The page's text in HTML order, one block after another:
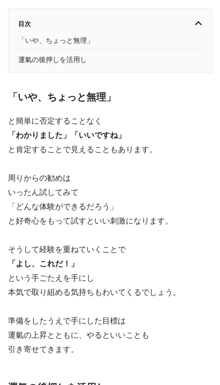
目次
「いや、ちょっと無理」
運氣の後押しを活用し
「いや、ちょっと無理」
と簡単に否定することなく
「わかりました」「いいですね」
と肯定することで見えることもあります。
周りからの勧めは
いったん試してみて
「どんな体験ができるだろう」
と好奇心をもって試すといい刺激になります。
そうして経験を重ねていくことで
「よし、これだ！」
という手ごたえを手にし
本気で取り組める気持ちもわいてくるでしょう。
準備をしたうえで手にした目標は
運氣の上昇とともに、やるといいことも
引き寄せてきます。